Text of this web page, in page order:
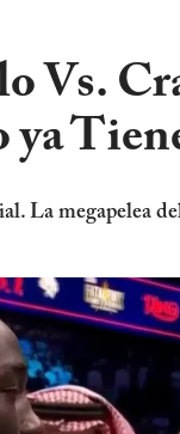
Vs.
ya
La megapelea